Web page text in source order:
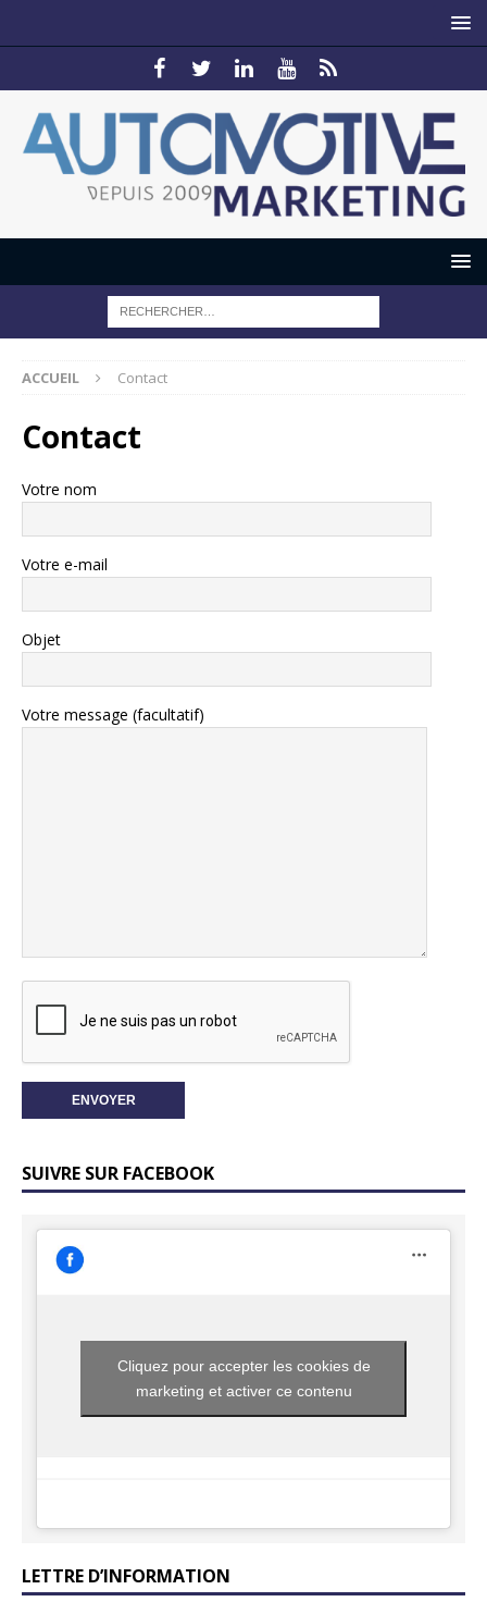
ACCUEIL Contact
Contact
Votre nom
Votre e-mail
Objet
Votre message (facultatif)
SUIVRE SUR FACEBOOK
Cliquez pour accepter les cookies de
marketing et activer ce contenu
LETTRE D’INFORMATION